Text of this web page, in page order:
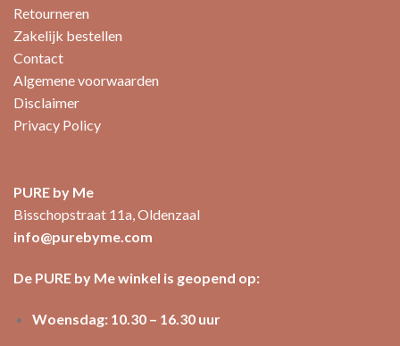
Retourneren
Zakelijk bestellen
Contact
Algemene voorwaarden
Disclaimer
Privacy Policy
PURE by Me
Bisschopstraat 11a, Oldenzaal
info@purebyme.com
De PURE by Me winkel is geopend op:
Woensdag: 10.30 – 16.30 uur